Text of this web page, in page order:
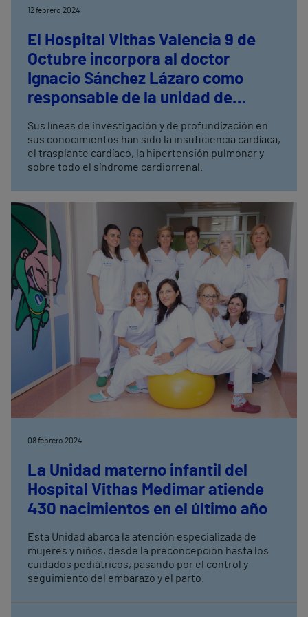
12 febrero 2024
El Hospital Vithas Valencia 9 de
Octubre incorpora al doctor
Ignacio Sánchez Lázaro como
responsable de la unidad de
Sus líneas de investigación y de profundización en
sus conocimientos han sido la insuficiencia cardíaca,
el trasplante cardíaco, la hipertensión pulmonar y
sobre todo el síndrome cardiorrenal.
08 febrero 2024
La Unidad materno infantil del
Hospital Vithas Medimar atiende
430 nacimientos en el último año
Esta Unidad abarca la atención especializada de
mujeres y niños, desde la preconcepción hasta los
cuidados pediátricos, pasando por el control y
seguimiento del embarazo y el parto.